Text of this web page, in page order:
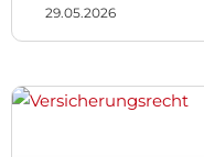
29.05.2026